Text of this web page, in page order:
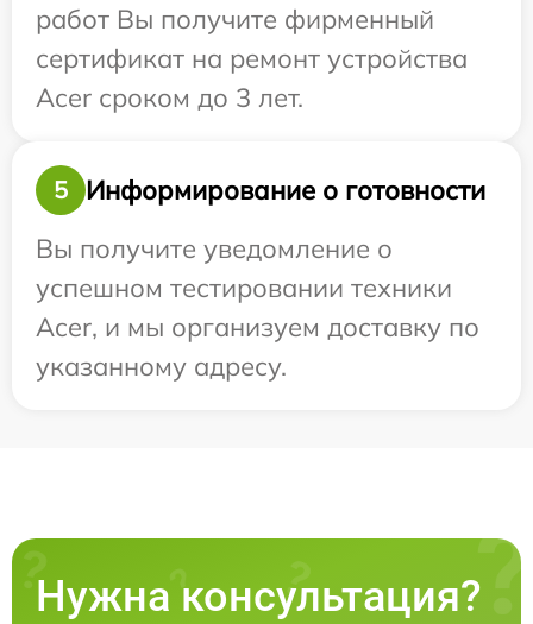
работ Вы получите фирменный
сертификат на ремонт устройства
Acer сроком до 3 лет.
5
Информирование о готовности
Вы получите уведомление о
успешном тестировании техники
Acer, и мы организуем доставку по
указанному адресу.
Нужна консультация?